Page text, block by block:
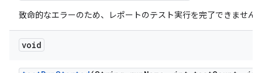
致命的なエラーのため、レポートのテスト実行を完了できません
void